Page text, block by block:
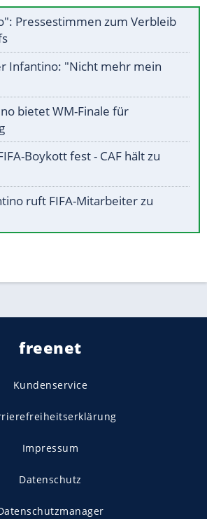
Pressestimmen zum Verbleib
Infantino: "Nicht mehr mein
bietet WM-Finale für
Boykott fest - CAF hält zu
ruft FIFA-Mitarbeiter zu
freenet
Kundenservice
Impressum
Datenschutz